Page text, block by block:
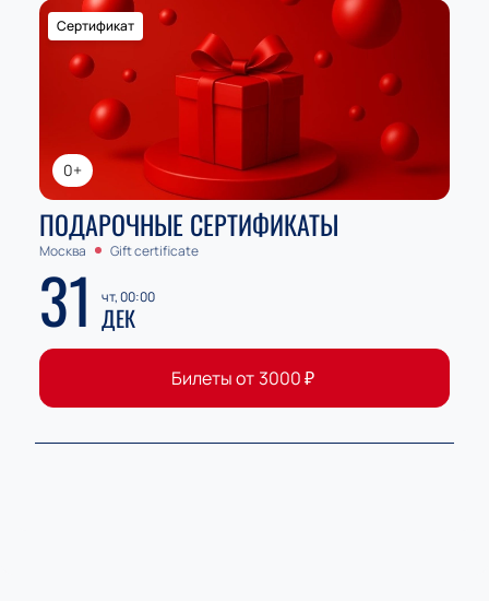
0+
Сертификат
ПОДАРОЧНЫЕ СЕРТИФИКАТЫ
Москва Gift certificate
31 чт, 00:00
ДЕК
Билеты от 3000₽